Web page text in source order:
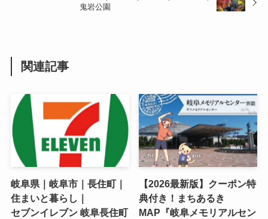
鬼岩公園
関連記事
岐阜県｜岐阜市｜長住町｜
住まいと暮らし｜
セブンイレブン 岐阜長住町
【2026最新版】クーポン特
典付き！まちあるき
MAP『岐阜メモリアルセン